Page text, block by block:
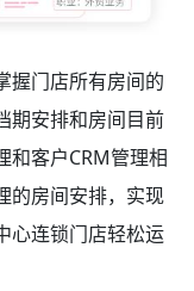
握门店所有房间的
期安排和房间目前
和客户CRM管理相
的房间安排，实现
心连锁门店轻松运